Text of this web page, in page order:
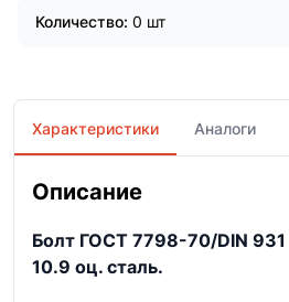
Количество: 0 шт
Характеристики Аналоги
Описание
Болт ГОСТ 7798-70/DIN
10.9 оц. сталь.